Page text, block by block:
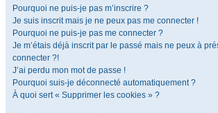
Pourquoi ne puis-je pas m’inscrire ?
Je suis inscrit mais je ne peux pas me connecter !
Pourquoi ne puis-je pas me connecter ?
Je m’étais déjà inscrit par le passé mais ne peux à
connecter ?!
J’ai perdu mon mot de passe !
Pourquoi suis-je déconnecté automatiquement ?
À quoi sert « Supprimer les cookies » ?